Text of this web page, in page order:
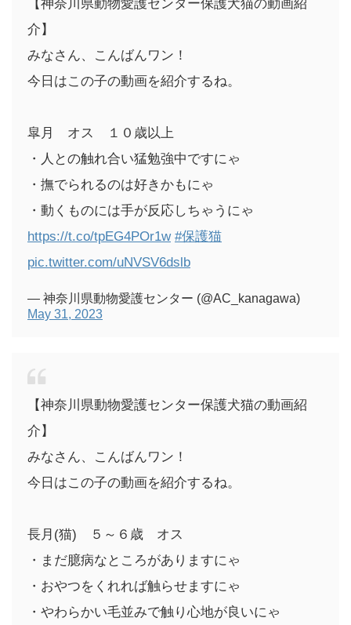
【神奈川県動物愛護センター保護犬猫の動画紹
介】
みなさん、こんばんワン！
今日はこの子の動画を紹介するね。
皐月 オス １０歳以上
・人との触れ合い猛勉強中ですにゃ
・撫でられるのは好きかもにゃ
・動くものには手が反応しちゃうにゃ
https://t.co/tpEG4POr1w #保護猫
pic.twitter.com/uNVSV6dslb
— 神奈川県動物愛護センター (@AC_kanagawa)
May 31, 2023
【神奈川県動物愛護センター保護犬猫の動画紹
介】
みなさん、こんばんワン！
今日はこの子の動画を紹介するね。
長月(猫) ５～６歳 オス
・まだ臆病なところがありますにゃ
・おやつをくれれば触らせますにゃ
・やわらかい毛並みで触り心地が良いにゃ